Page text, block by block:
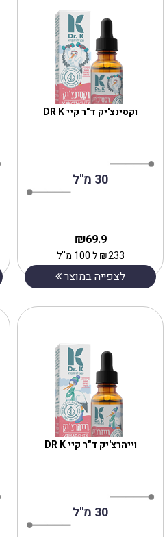
וקסינצ'יק ד"ר קיי DR K
30 מ"ל
69.9
₪
233
₪ל 100 מ''ל
לצפייה במוצר
וייהרצ'יק ד"ר קיי DR K
30 מ"ל